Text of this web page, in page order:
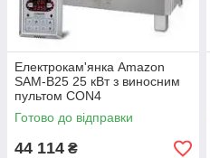
Електрокам'янка Amazon
SAM-B25 25 кВт з виносним
пультом CON4
Готово до відправки
44 114 ₴